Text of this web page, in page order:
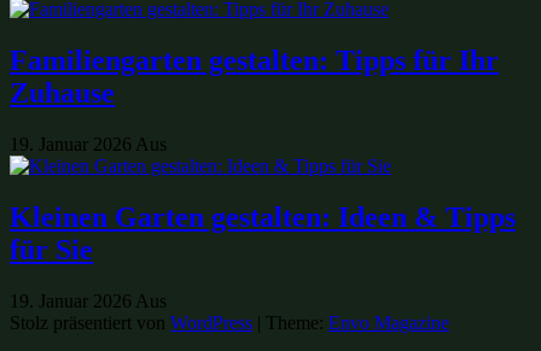
Familiengarten gestalten: Tipps für Ihr
Zuhause
19. Januar 2026 Aus
Kleinen Garten gestalten: Ideen & Tipps
für Sie
19. Januar 2026 Aus
Stolz präsentiert von WordPress | Theme: Envo Magazine